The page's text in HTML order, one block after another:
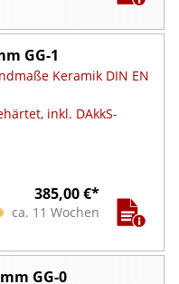
GG-1
Keramik DIN EN
inkl. DAkkS-
385,00 €*
ca. 11 Wochen
GG-0